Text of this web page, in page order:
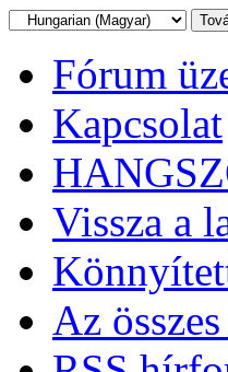
Fórum
Kapcsolat
Vissza a
Az